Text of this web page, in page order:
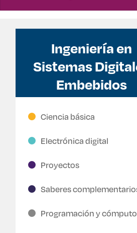
Ingeniería en
Sistemas
Embebidos
Ciencia básica
Electrónica digital
Proyectos
Saberes
Programación y cómputo